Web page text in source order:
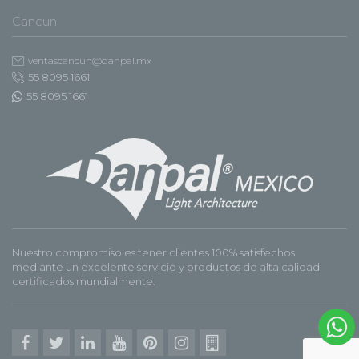
Cancun
ventascancun@danpal.mx
55 8095 1661
Nuestro compromiso es tener clientes 100% satisfechos
mediante un excelente servicio y productos de alta calidad